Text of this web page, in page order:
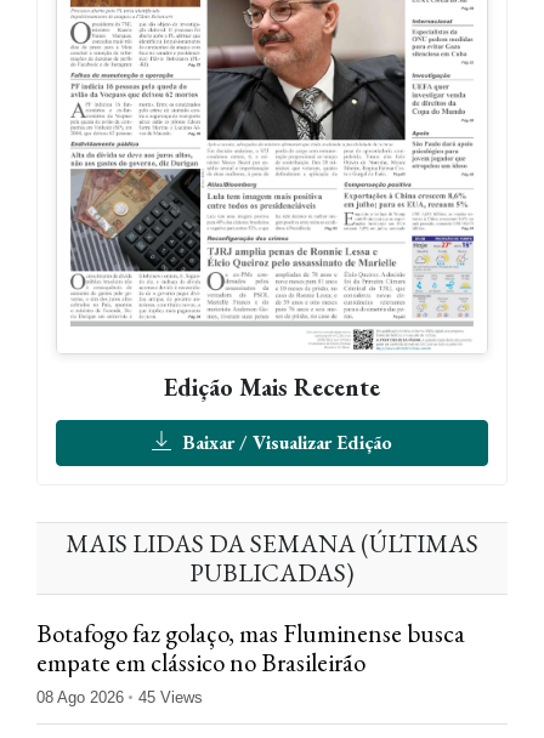
Edição Mais Recente
Baixar / Visualizar Edição
MAIS LIDAS DA SEMANA (ÚLTIMAS
PUBLICADAS)
Botafogo faz golaço, mas Fluminense busca
empate em clássico no Brasileirão
08 Ago 2026 45 Views